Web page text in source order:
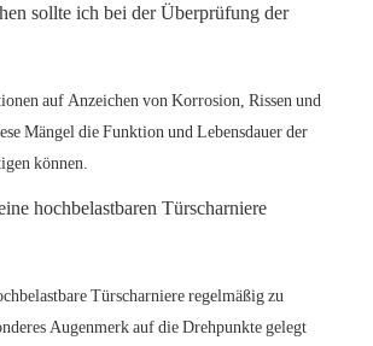
sollte ich bei der Überprüfung der
auf Anzeichen von Korrosion, Rissen und
Mängel die Funktion und Lebensdauer der
können.
hochbelastbaren Türscharniere
Türscharniere regelmäßig zu
Augenmerk auf die Drehpunkte gelegt